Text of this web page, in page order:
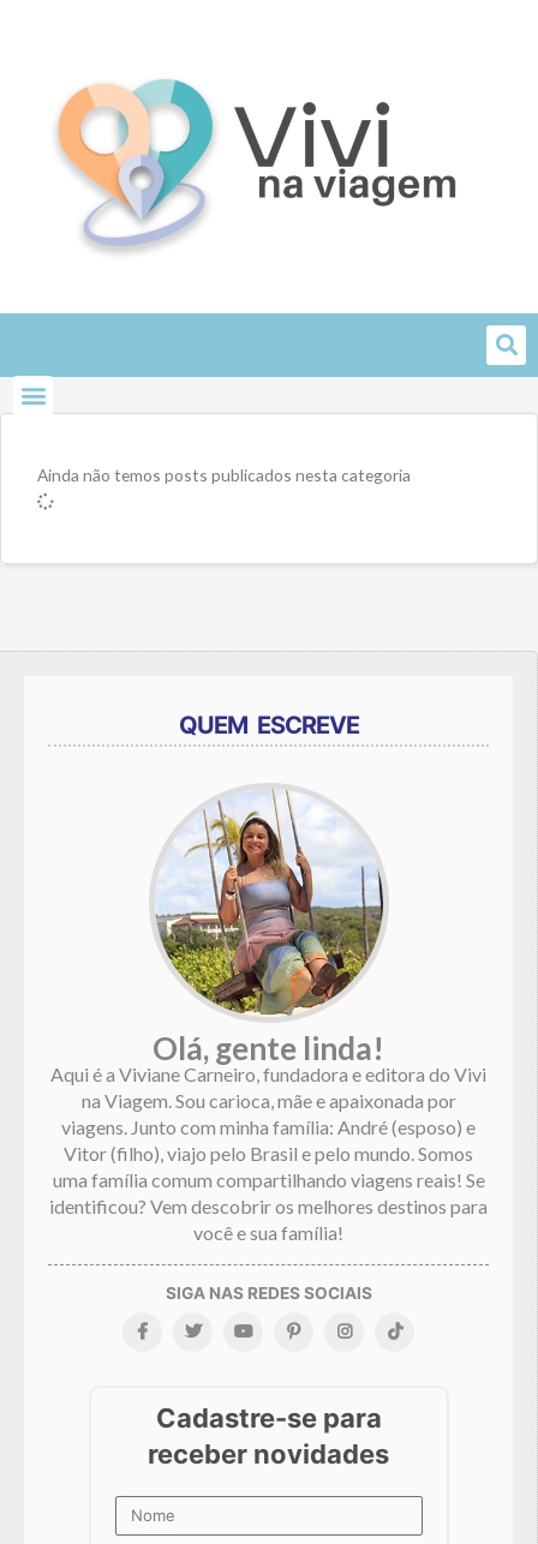
Ainda não temos posts publicados nesta categoria
QUEM ESCREVE
Olá, gente linda!
Aqui é a Viviane Carneiro, fundadora e editora do Vivi
na Viagem. Sou carioca, mãe e apaixonada por
viagens. Junto com minha família: André (esposo) e
Vitor (filho), viajo pelo Brasil e pelo mundo. Somos
uma família comum compartilhando viagens reais! Se
identificou? Vem descobrir os melhores destinos para
você e sua família!